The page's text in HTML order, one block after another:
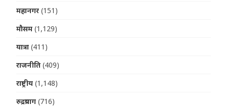
महानगर (151)
मौसम (1,129)
यात्रा (411)
राजनीति (409)
राष्ट्रीय (1,148)
रुद्रप्रयाग (716)